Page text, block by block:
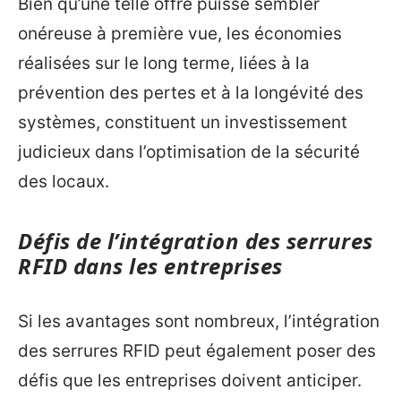
Bien qu’une telle offre puisse sembler
onéreuse à première vue, les économies
réalisées sur le long terme, liées à la
prévention des pertes et à la longévité des
systèmes, constituent un investissement
judicieux dans l’optimisation de la sécurité
des locaux.
Défis de l’intégration des serrures
RFID dans les entreprises
Si les avantages sont nombreux, l’intégration
des serrures RFID peut également poser des
défis que les entreprises doivent anticiper.